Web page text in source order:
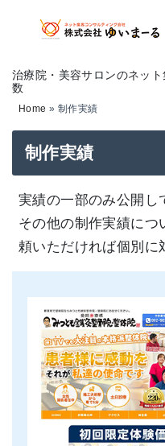
治療院・美容サロンのネッ
数
Home » 制作実績
制作実績
実績の一部のみ公開し
その他の制作実績につ
頼いただければ個別に